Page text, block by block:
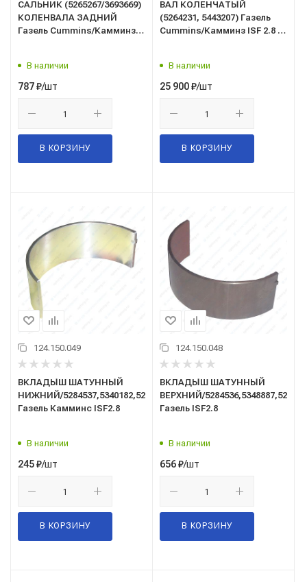
САЛЬНИК (5265267/3693669)
КОЛЕНВАЛА ЗАДНИЙ
Газель Cummins/Камминз
В наличии
787₽/шт
В КОРЗИНУ
ВАЛ КОЛЕНЧАТЫЙ
(5264231, 5443207) Газель
Cummins/Камминз ISF 2.8 /э
В наличии
25 900₽/шт
В КОРЗИНУ
124.150.049
ВКЛАДЫШ ШАТУННЫЙ
НИЖНИЙ/5284537,5340182,5261125/
Газель Камминс ISF2.8
В наличии
245₽/шт
В КОРЗИНУ
124.150.048
ВКЛАДЫШ ШАТУННЫЙ
ВЕРХНИЙ/
Газель ISF2.8
В наличии
656₽/шт
В КОРЗИНУ